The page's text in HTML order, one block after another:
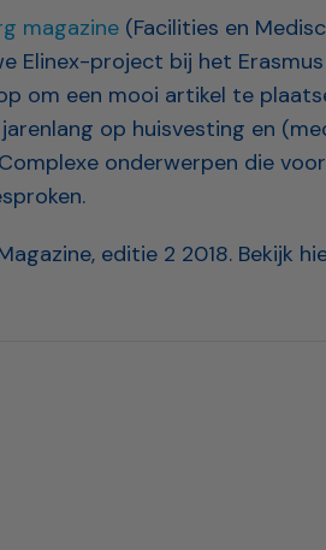
magazine(Facilities en
Elinex-project bij het
om een mooi artikel te
op huisvesting en
onderwerpen die
editie 2 2018. Bekijk